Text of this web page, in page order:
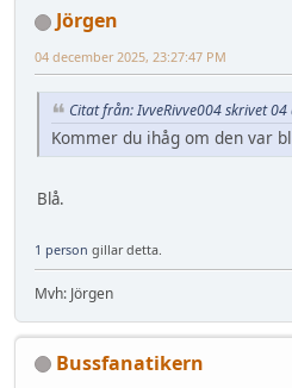
Jörgen
04 december 2025, 23:27:47 PM
Citat från: IvveRivve004 skrivet
Kommer du ihåg om den var
Blå.
1 person gillar detta.
Mvh: Jörgen
Bussfanatikern